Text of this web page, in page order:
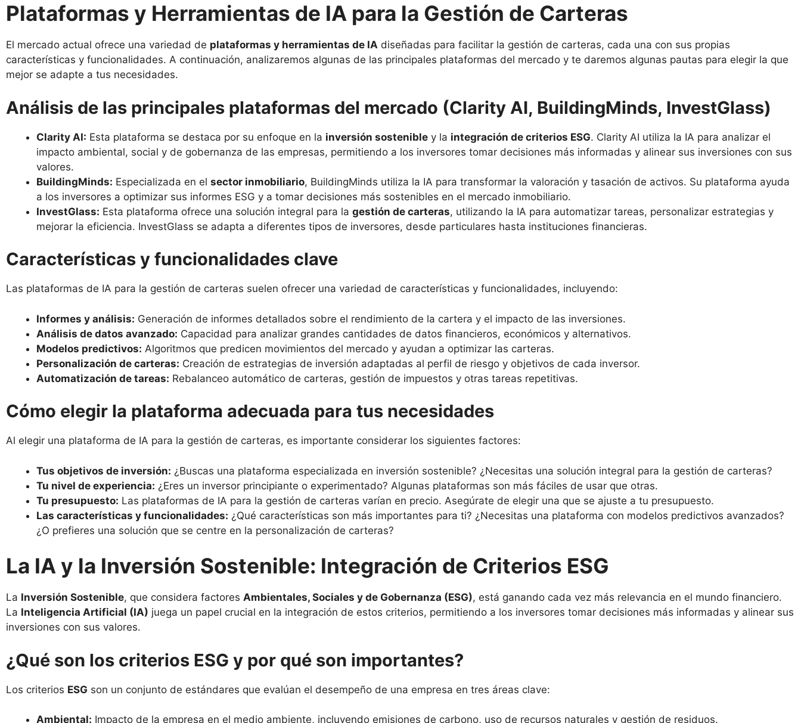
Plataformas y Herramientas de IA para la Gestión de Carteras
El mercado actual ofrece una variedad de plataformas y herramientas de IA diseñadas para facilitar la gestión de carteras, cada una con sus propias
características y funcionalidades. A continuación, analizaremos algunas de las principales plataformas del mercado y te daremos algunas pautas para elegir la que
mejor se adapte a tus necesidades.
Análisis de las principales plataformas del mercado (Clarity AI, BuildingMinds, InvestGlass)
Clarity AI: Esta plataforma se destaca por su enfoque en la inversión sostenible y la integración de criterios ESG. Clarity AI utiliza la IA para analizar el
impacto ambiental, social y de gobernanza de las empresas, permitiendo a los inversores tomar decisiones más informadas y alinear sus inversiones con sus
valores.
BuildingMinds: Especializada en el sector inmobiliario, BuildingMinds utiliza la IA para transformar la valoración y tasación de activos. Su plataforma ayuda
a los inversores a optimizar sus informes ESG y a tomar decisiones más sostenibles en el mercado inmobiliario.
InvestGlass: Esta plataforma ofrece una solución integral para la gestión de carteras, utilizando la IA para automatizar tareas, personalizar estrategias y
mejorar la eficiencia. InvestGlass se adapta a diferentes tipos de inversores, desde particulares hasta instituciones financieras.
Características y funcionalidades clave
Las plataformas de IA para la gestión de carteras suelen ofrecer una variedad de características y funcionalidades, incluyendo:
Informes y análisis: Generación de informes detallados sobre el rendimiento de la cartera y el impacto de las inversiones.
Análisis de datos avanzado: Capacidad para analizar grandes cantidades de datos financieros, económicos y alternativos.
Modelos predictivos: Algoritmos que predicen movimientos del mercado y ayudan a optimizar las carteras.
Personalización de carteras: Creación de estrategias de inversión adaptadas al perfil de riesgo y objetivos de cada inversor.
Automatización de tareas: Rebalanceo automático de carteras, gestión de impuestos y otras tareas repetitivas.
Cómo elegir la plataforma adecuada para tus necesidades
Al elegir una plataforma de IA para la gestión de carteras, es importante considerar los siguientes factores:
Tus objetivos de inversión: ¿Buscas una plataforma especializada en inversión sostenible? ¿Necesitas una solución integral para la gestión de carteras?
Tu nivel de experiencia: ¿Eres un inversor principiante o experimentado? Algunas plataformas son más fáciles de usar que otras.
Tu presupuesto: Las plataformas de IA para la gestión de carteras varían en precio. Asegúrate de elegir una que se ajuste a tu presupuesto.
Las características y funcionalidades: ¿Qué características son más importantes para ti? ¿Necesitas una plataforma con modelos predictivos avanzados?
¿O prefieres una solución que se centre en la personalización de carteras?
La IA y la Inversión Sostenible: Integración de Criterios ESG
La Inversión Sostenible, que considera factores Ambientales, Sociales y de Gobernanza (ESG), está ganando cada vez más relevancia en el mundo financiero.
La Inteligencia Artificial (IA) juega un papel crucial en la integración de estos criterios, permitiendo a los inversores tomar decisiones más informadas y alinear sus
inversiones con sus valores.
¿Qué son los criterios ESG y por qué son importantes?
Los criterios ESG son un conjunto de estándares que evalúan el desempeño de una empresa en tres áreas clave:
Ambiental: Impacto de la empresa en el medio ambiente, incluyendo emisiones de carbono, uso de recursos naturales y gestión de residuos.